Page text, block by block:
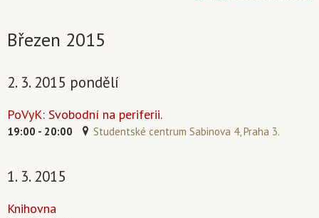
Březen 2015
2. 3. 2015 pondělí
PoVyK: Svobodní na periferii.
19:00 - 20:00 Studentské centrum Sabinova 4, Praha 3.
1. 3. 2015
Knihovna